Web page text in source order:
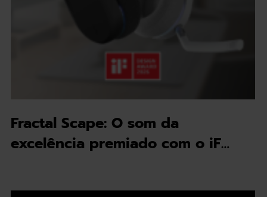
Fractal Scape: O som da
excelência premiado com o iF…